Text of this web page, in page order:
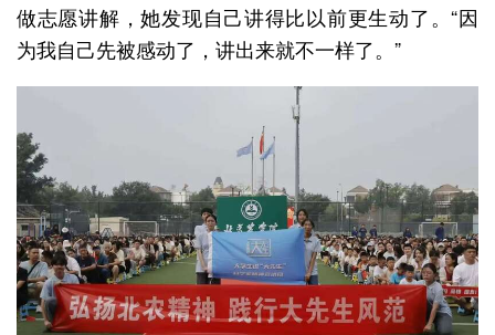
做志愿讲解，她发现自己讲得比以前更生动了。“因
为我自己先被感动了，讲出来就不一样了。”